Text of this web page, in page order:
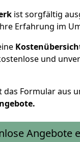
ist sorgfältig
Erfahrung im
und
das Formular aus
Angebote